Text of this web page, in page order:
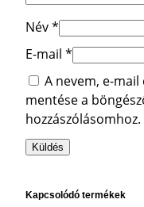
Név*
E-mail *
A nevem, e-
mentése a
hozzászólásomhoz.
Kapcsolódó termékek